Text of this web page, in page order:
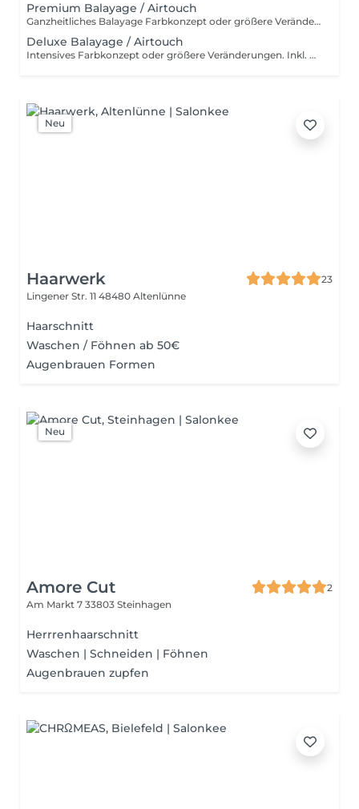
Premium Balayage / Airtouch
Ganzheitliches Balayage Farbkonzept oder größere Veränderungen. Inkl. Beratung, Haarpflege, Handmassage und Kopfmassage. Für wen ist das Premium Balayage-Paket geeignet? Dieses Paket ist ideal für Kundinnen, die sich eine deutlichere Auffrischung oder Veränderung wünschen, ohne eine komplette Neugestaltung vorzunehmen. Es eignet sich besonders, wenn die bestehende Balayage herausgewachsen ist und mehr Helligkeit sowie eine gleichmäßigere Farbverteilung gewünscht wird. Perfekt für alle, die mehr als nur eine leichte Nacharbeit möchten – zum Beispiel zusätzliche Strähnen im Längen- und Spitzenbereich, eine intensivere Aufhellung oder ein insgesamt frischer, lebendiger Look. Das Premium Paket bildet die optimale Balance zwischen natürlicher Auffrischung und sichtbarer Veränderung.
Deluxe Balayage / Airtouch
Intensives Farbkonzept oder größere Veränderungen. Inkl. Beratung, Haarpflege, Handmassage und Kopfmassage. Für wen ist das Deluxe Balayage-Paket geeignet? Das Deluxe Balayage ist die richtige Wahl, wenn der gesamte Kopf umfassend bearbeitet wird – für ein neues, harmonisches Gesamtbild mit maximaler Leuchtkraft und Dimension. Perfekt für alle, die bereit sind für einen intensiven, hochwertigen Farbservice mit einem deutlich sichtbaren Ergebnis.
Neu
Haarwerk
23
Lingener Str. 11 48480 Altenlünne
Haarschnitt
Waschen / Föhnen ab 50€
Augenbrauen Formen
Neu
Amore Cut
2
Am Markt 7 33803 Steinhagen
Herrrenhaarschnitt
Waschen | Schneiden | Föhnen
Augenbrauen zupfen